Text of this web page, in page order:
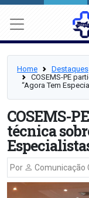
Home Destaques
COSEMS-PE
“Agora Tem
COSEMS-
técnica
Por Comunicação